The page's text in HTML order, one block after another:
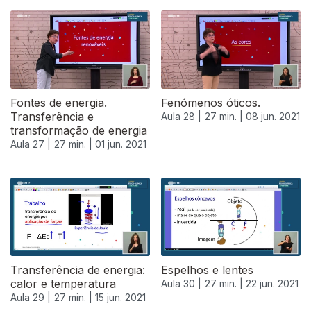
Fontes de energia.
Transferência e
transformação de energia
Aula 27 | 27 min. | 01 jun. 2021
Fenómenos óticos.
Aula 28 | 27 min. | 08 jun. 2021
Transferência de energia:
calor e temperatura
Aula 29 | 27 min. | 15 jun. 2021
Espelhos e lentes
Aula 30 | 27 min. | 22 jun. 2021